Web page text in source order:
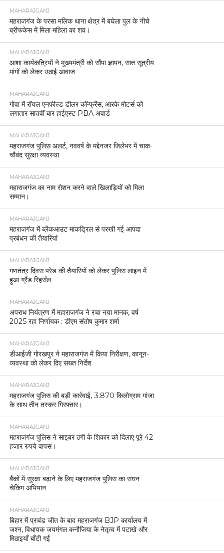
MAHARAJGANJ
महराजगंज के परसा मलिक थाना क्षेत्र में बघेला पुल के नीचे
ब्रीफकेस में मिला महिला का शव।
MAHARAJGANJ
आशा कार्यकत्रियों ने मुख्यमंत्री को सौंपा ज्ञापन, सात सूत्रीय
मांगों को लेकर उठाई आवाज
MAHARAJGANJ
गोवा में रॉयल एनफील्ड डीलर कॉन्फ्रेंस, आरके मोटर्स को
लगातार सातवीं बार हाईएस्ट PBA अवार्ड
MAHARAJGANJ
महराजगंज पुलिस अलर्ट, नववर्ष के मद्देनजर जिलेभर में चाक-
चौबंद सुरक्षा व्यवस्था
MAHARAJGANJ
महाराजगंज का नाम रोशन करने वाले खिलाड़ियों को मिला
सम्मान।
MAHARAJGANJ
महराजगंज में ब्लैकआउट माकड्रिल से परखी गई आपदा
प्रबंधन की तैयारियां
MAHARAJGANJ
गणतंत्र दिवस परेड की तैयारियों को लेकर पुलिस लाइन में
हुआ ग्रैंड रिहर्सल
MAHARAJGANJ
अपराध नियंत्रण में महाराजगंज ने रचा नया मानक, वर्ष
2025 रहा निर्णायक : डीएम संतोष कुमार शर्मा
MAHARAJGANJ
डीआईजी गोरखपुर ने महाराजगंज में किया निरीक्षण, कानून-
व्यवस्था को लेकर दिए सख्त निर्देश
MAHARAJGANJ
महराजगंज पुलिस की बड़ी कार्रवाई, 3.870 किलोग्राम गांजा
के साथ तीन तस्कर गिरफ्तार।
MAHARAJGANJ
महराजगंज पुलिस ने साइबर ठगी के शिकार को दिलाए पूरे 42
हजार रुपये वापस।
MAHARAJGANJ
बैंकों में सुरक्षा बढ़ाने के लिए महराजगंज पुलिस का सघन
चेकिंग अभियान
MAHARAJGANJ
बिहार में प्रचंड जीत के बाद महराजगंज BJP कार्यालय में
जश्न, विधायक जयमंगल कनौजिया के नेतृत्व में पटाखे और
मिठाइयाँ बाँटी गईं